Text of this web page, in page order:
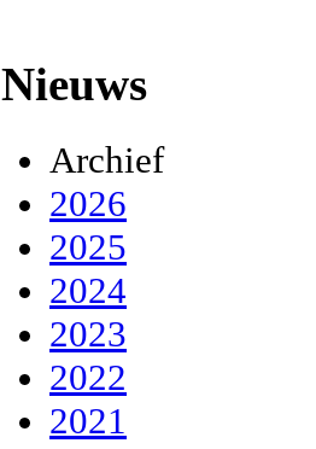
Nieuws
Archief
2026
2025
2024
2023
2022
2021